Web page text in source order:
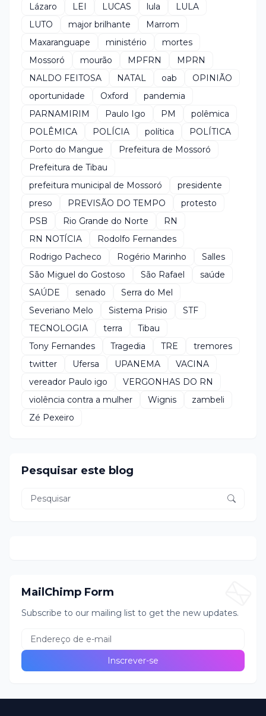
Lázaro
LEI LUCAS lula
LULA
LUTO
major brilhante
Marrom
Maxaranguape
ministério
mortes
Mossoró
mourão MPFRN
MPRN
NALDO FEITOSA
NATAL oab
OPINIÃO
oportunidade
Oxford
pandemia
PARNAMIRIM
Paulo Igo PM
polêmica
POLÊMICA
POLÍCIA política
POLÍTICA
Porto do Mangue
Prefeitura de Mossoró
Prefeitura de Tibau
prefeitura municipal de Mossoró
presidente
preso
PREVISÃO DO TEMPO
protesto
PSB
Rio Grande do Norte
RN
RN NOTÍCIA
Rodolfo Fernandes
Rodrigo Pacheco
Rogério Marinho
Salles
São Miguel do Gostoso
São Rafael
saúde
SAÚDE
senado
Serra do Mel
Severiano Melo
Sistema Prisio
STF
TECNOLOGIA
terra
Tibau
Tony Fernandes
Tragedia TRE
tremores
twitter
Ufersa UPANEMA
VACINA
vereador Paulo igo
VERGONHAS DO RN
violência contra a mulher
Wignis
zambeli
Zé Pexeiro
Pesquisar este blog
MailChimp Form
Subscribe to our mailing list to get the new updates.